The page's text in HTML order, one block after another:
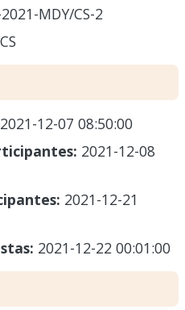
MDY/CS-2
2021-12-07 08:50:00
2021-12-08
2021-12-21
2021-12-22 00:01:00